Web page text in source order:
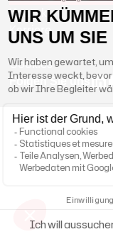
Kontakt
Karriere
Cookies
Folgen Sie uns